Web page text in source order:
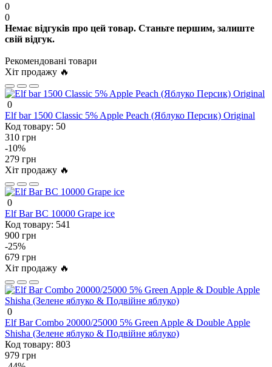
0
0
Немає відгуків про цей товар. Станьте першим, залиште
свій відгук.
Рекомендовані товари
Хіт продажу 🔥
0
Elf bar 1500 Classic 5% Apple Peach (Яблуко Персик) Original
Код товару: 50
310 грн
-10%
279 грн
Хіт продажу 🔥
0
Elf Bar BC 10000 Grape ice
Код товару: 541
900 грн
-25%
679 грн
Хіт продажу 🔥
0
Elf Bar Combo 20000/25000 5% Green Apple & Double Apple
Shisha (Зелене яблуко & Подвійне яблуко)
Код товару: 803
979 грн